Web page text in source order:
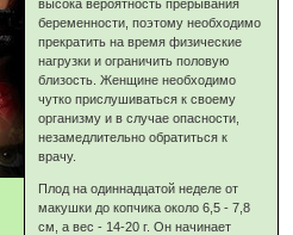
высока вероятность прерывания
беременности, поэтому необходимо
прекратить на время физические
нагрузки и ограничить половую
близость. Женщине необходимо
чутко прислушиваться к своему
организму и в случае опасности,
незамедлительно обратиться к
врачу.
Плод на одиннадцатой неделе от
макушки до копчика около 6,5 - 7,8
см, а вес - 14-20 г. Он начинает